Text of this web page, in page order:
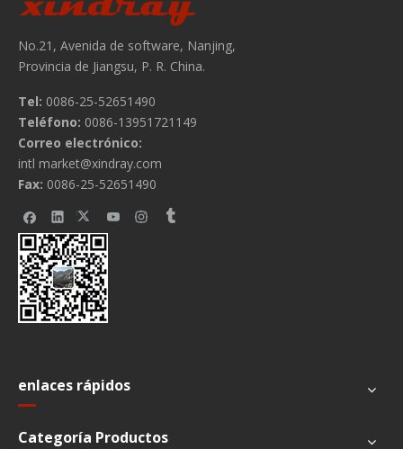
No.21, Avenida de software, Nanjing,
Provincia de Jiangsu, P. R. China.
Tel: 0086-25-52651490
Teléfono: 0086-13951721149
Correo electrónico:
intl market@xindray.com
Fax: 0086-25-52651490
enlaces rápidos
Categoría Productos